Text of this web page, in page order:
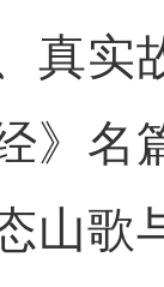
真实
》名
山歌